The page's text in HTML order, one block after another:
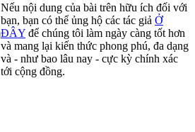
Nếu nội dung của bài trên hữu ích đối với
bạn, bạn có thể ủng hộ các tác giả Ở
ĐÂY để chúng tôi làm ngày càng tốt hơn
và mang lại kiến thức phong phú, đa dạng
và - như bao lâu nay - cực kỳ chính xác
tới cộng đồng.